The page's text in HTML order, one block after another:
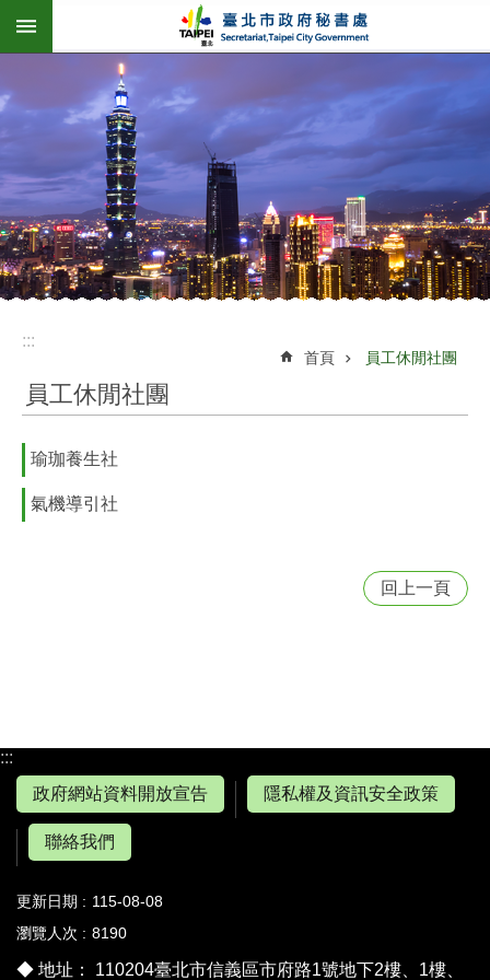
跳到主要內容區塊
:::
首頁 員工休閒社團
員工休閒社團
瑜珈養生社
氣機導引社
回上一頁
:::
政府網站資料開放宣告
隱私權及資訊安全政策
聯絡我們
更新日期
115-08-08
瀏覽人次
8190
◆ 地址： 110204臺北市信義區市府路1號地下2樓、1樓、